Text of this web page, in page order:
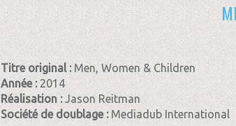
Titre original :Men, Women & Children
Année :2014
Réalisation :Jason Reitman
Société de doublage :Mediadub International